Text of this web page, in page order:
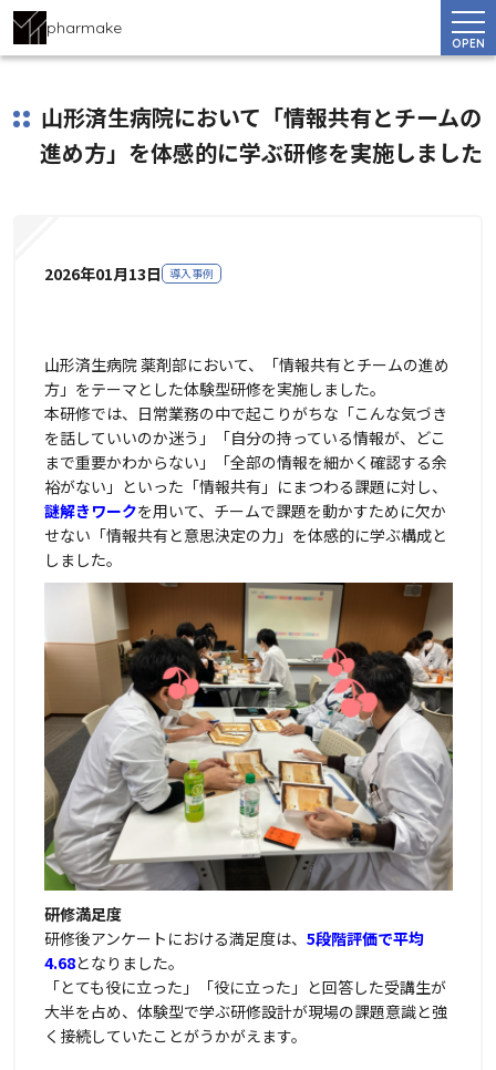
pharmake
OPEN
山形済生病院において「情報共有とチームの
進め方」を体感的に学ぶ研修を実施しました
2026年01月13日 導入事例
山形済生病院 薬剤部において、「情報共有とチームの進め
方」をテーマとした体験型研修を実施しました。
本研修では、日常業務の中で起こりがちな「こんな気づき
を話していいのか迷う」「自分の持っている情報が、どこ
まで重要かわからない」「全部の情報を細かく確認する余
裕がない」といった「情報共有」にまつわる課題に対し、
謎解きワークを用いて、チームで課題を動かすために欠か
せない「情報共有と意思決定の力」を体感的に学ぶ構成と
しました。
研修満足度
研修後アンケートにおける満足度は、 5段階評価で平均
4.68となりました。
「とても役に立った」「役に立った」と回答した受講生が
大半を占め、体験型で学ぶ研修設計が現場の課題意識と強
く接続していたことがうかがえます。